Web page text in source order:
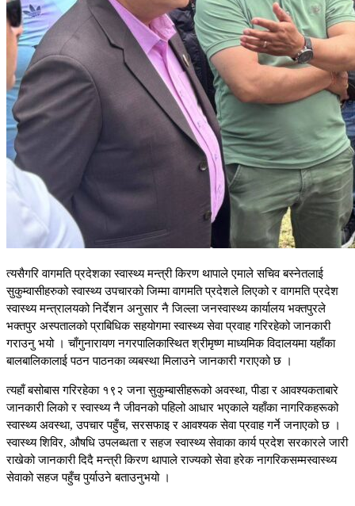
त्यसैगरि वागमति प्रदेशका स्वास्थ्य मन्त्री किरण थापाले एमाले सचिव बस्नेतलाई
सुकुम्वासीहरुको स्वास्थ्य उपचारको जिम्मा वागमति प्रदेशले लिएको र वागमति प्रदेश
स्वास्थ्य मन्त्रालयको निर्देशन अनुसार नै जिल्ला जनस्वास्थ्य कार्यालय भक्तपुरले
भक्तपुर अस्पतालको प्राबिधिक सहयोगमा स्वास्थ्य सेवा प्रवाह गरिरहेको जानकारी
गराउनु भयो । चाँगुनारायण नगरपालिकास्थित श्रीमृष्ण माध्यमिक विदालयमा यहाँका
बालबालिकालाई पठन पाठनका व्यबस्था मिलाउने जानकारी गराएको छ ।
त्यहाँ बसोबास गरिरहेका १९२ जना सुकुम्बासीहरूको अवस्था, पीडा र आवश्यकताबारे
जानकारी लिको र स्वास्थ्य नै जीवनको पहिलो आधार भएकाले यहाँका नागरिकहरूको
स्वास्थ्य अवस्था, उपचार पहुँच, सरसफाइ र आवश्यक सेवा प्रवाह गर्ने जनाएको छ ।
स्वास्थ्य शिविर, औषधि उपलब्धता र सहज स्वास्थ्य सेवाका कार्य प्रदेश सरकारले जारी
राखेको जानकारी दिदै मन्त्री किरण थापाले राज्यको सेवा हरेक नागरिकसम्मस्वास्थ्य
सेवाको सहज पहुँच पुर्याउने बताउनुभयो ।